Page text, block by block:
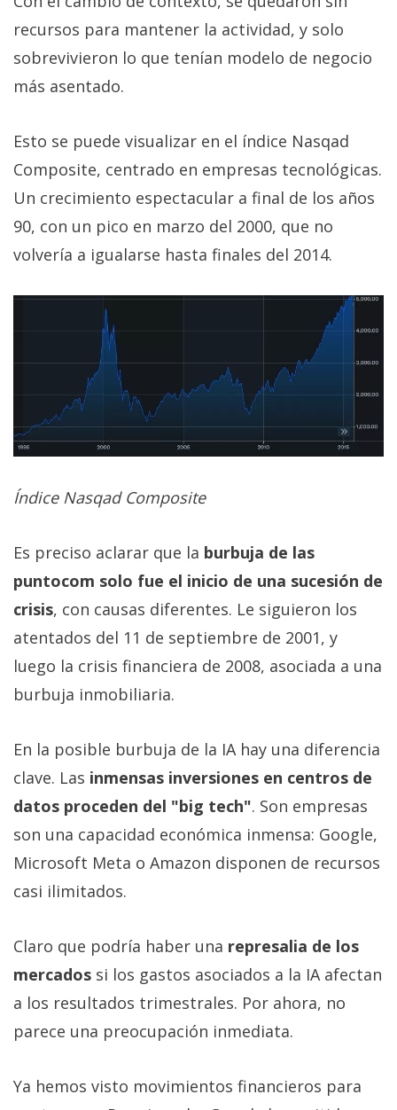
recursos para mantener la actividad, y solo
sobrevivieron lo que tenían modelo de negocio
más asentado.
Esto se puede visualizar en el índice Nasqad
Composite, centrado en empresas tecnológicas.
Un crecimiento espectacular a final de los años
90, con un pico en marzo del 2000, que no
volvería a igualarse hasta finales del 2014.
Índice Nasqad Composite
Es preciso aclarar que la burbuja de las
puntocom solo fue el inicio de una sucesión de
crisis, con causas diferentes. Le siguieron los
atentados del 11 de septiembre de 2001, y
luego la crisis financiera de 2008, asociada a una
burbuja inmobiliaria.
En la posible burbuja de la IA hay una diferencia
clave. Las inmensas inversiones en centros de
datos proceden del "big tech". Son empresas
son una capacidad económica inmensa: Google,
Microsoft Meta o Amazon disponen de recursos
casi ilimitados.
Claro que podría haber una represalia de los
mercados si los gastos asociados a la IA afectan
a los resultados trimestrales. Por ahora, no
parece una preocupación inmediata.
Ya hemos visto movimientos financieros para